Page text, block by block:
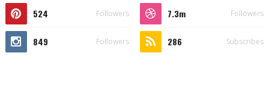
524 Followers 7.3m Followers
849 Followers 286 Subscribes